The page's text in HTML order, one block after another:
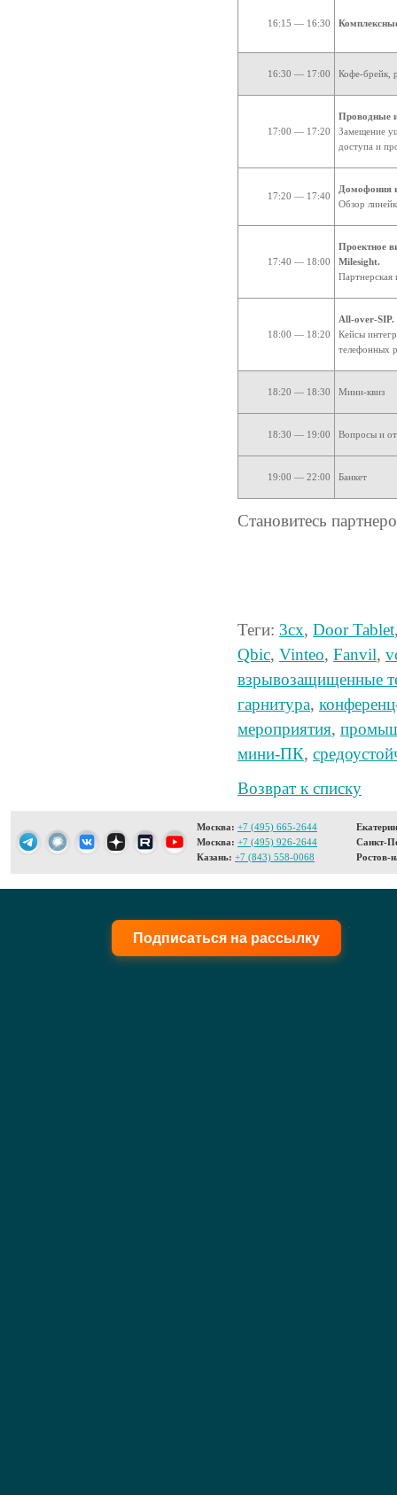
16:15 — 16:30
16:30 — 17:00 Кофе-брейк,
17:00 — 17:20
Проводные
Замещение
доступа и
17:20 — 17:40
Домофония
Обзор
17:40 — 18:00
Проектное
Milesight.
Партнерская
18:00 — 18:20
All-over-SIP.
Кейсы
телефонных
18:20 — 18:30 Мини-квиз
18:30 — 19:00 Вопросы и
19:00 — 22:00 Банкет
Становитесь
Теги: 3cx, Door Tablet
Qbic, Vinteo, Fanvil,
взрывозащищенные
гарнитура,
мероприятия,
мини-ПК,
Возврат к списку
Москва: +7 (495) 665-2644
Москва: +7 (495) 926-2644
Казань: +7 (843) 558-0068
Санкт-
Ростов-
Подписаться на рассылку